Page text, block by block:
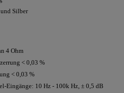
Silber
4 Ohm
< 0,03 %
< 0,03 %
Eingänge: 10 Hz - 100k Hz, ± 0,5 dB